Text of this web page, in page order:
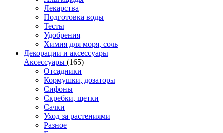
Лекарства
Подготовка воды
Тесты
Удобрения
Химия для моря, соль
Декорации и аксессуары
Аксессуары (165)
Отсадники
Кормушки, дозаторы
Сифоны
Скребки, щетки
Сачки
Уход за растениями
Разное